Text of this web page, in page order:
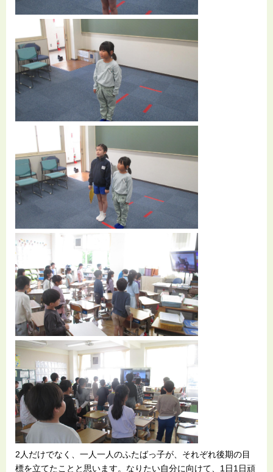
2人だけでなく、一人一人のふたばっ子が、それぞれ後期の目
標を立てたことと思います。なりたい自分に向けて、1日1日頑